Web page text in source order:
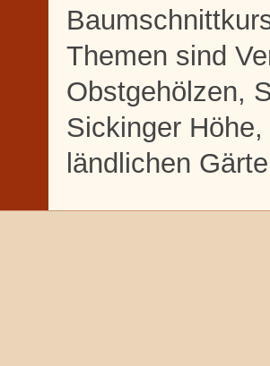
Themen sind
Obstgehölzen,
Sickinger
ländlichen